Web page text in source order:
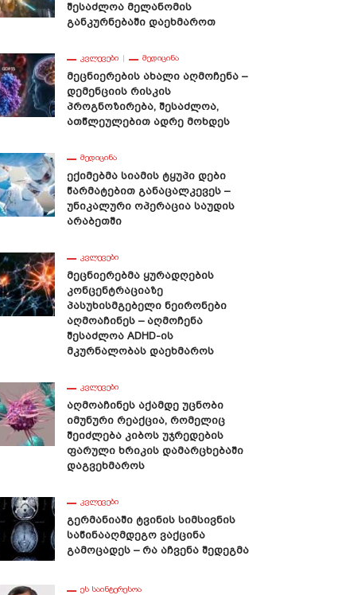
Მხედველობის
Ადამიანის
Უჯრედები Გამოიყენეს
Ენერგეტიკული Სასმელების
Სახიფათო Შემადგენლობა Და
Დიდი Რაოდენობით
Რისკები
Შესაძლოა Მელანომის
Განკურნებაში Დაეხმაროთ
ᲙᲕᲚᲔᲕᲔᲑᲘ ᲛᲔᲓᲘᲪᲘᲜᲐ
Მეცნიერების Ახალი Აღმოჩენა –
Დემენციის Რისკის
Პროგნოზირება, Შესაძლოა,
Ათწლეულებით Ადრე Მოხდეს
ᲛᲔᲓᲘᲪᲘᲜᲐ
Ექიმებმა Სიამის Ტყუპი Დები
Წარმატებით Განაცალკევეს –
Უნიკალური Ოპერაცია Საუდის
Არაბეთში
ᲙᲕᲚᲔᲕᲔᲑᲘ
Მეცნიერებმა Ყურადღების
Კონცენტრაციაზე
Პასუხისმგებელი Ნეირონები
Აღმოაჩინეს – Აღმოჩენა
Შესაძლოა ADHD-Ის
Მკურნალობას Დაეხმაროს
ᲙᲕᲚᲔᲕᲔᲑᲘ
Აღმოაჩინეს Აქამდე Უცნობი
Იმუნური Რეაქცია, Რომელიც
Შეიძლება Კიბოს Უჯრედების
Ფარული Ხრიკის Დამარცხებაში
Დაგვეხმაროს
ᲙᲕᲚᲔᲕᲔᲑᲘ
Გერმანიაში Ტვინის Სიმსივნის
Საწინააღმდეგო Ვაქცინა
Გამოცადეს – Რა Აჩვენა Შედეგმა
ᲔᲡ ᲡᲐᲘᲜᲢᲔᲠᲔᲡᲝᲐ